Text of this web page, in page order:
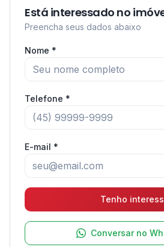
Está interessado no
Preencha seus dados abaixo
Nome *
Telefone *
E-mail *
Tenho
Conversar no